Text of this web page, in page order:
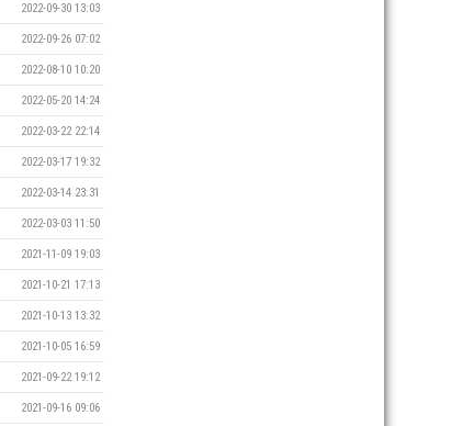
2022-09-30 13:03
2022-09-26 07:02
2022-08-10 10:20
2022-05-20 14:24
2022-03-22 22:14
2022-03-17 19:32
2022-03-14 23:31
2022-03-03 11:50
2021-11-09 19:03
2021-10-21 17:13
2021-10-13 13:32
2021-10-05 16:59
2021-09-22 19:12
2021-09-16 09:06